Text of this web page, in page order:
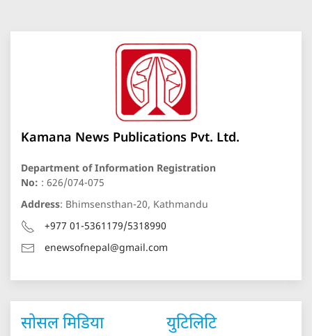
Kamana News Publications Pvt. Ltd.
Department of Information Registration
No: : 626/074-075
Address: Bhimsensthan-20, Kathmandu
+977 01-5361179/5318990
enewsofnepal@gmail.com
सोसल मिडिया युटिलिटि